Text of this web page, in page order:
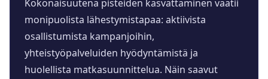
Kokonaisuutena pisteiden kasvattaminen vaatii
monipuolista lähestymistapaa: aktiivista
osallistumista kampanjoihin,
yhteistyöpalveluiden hyödyntämistä ja
huolellista matkasuunnittelua. Näin saavut